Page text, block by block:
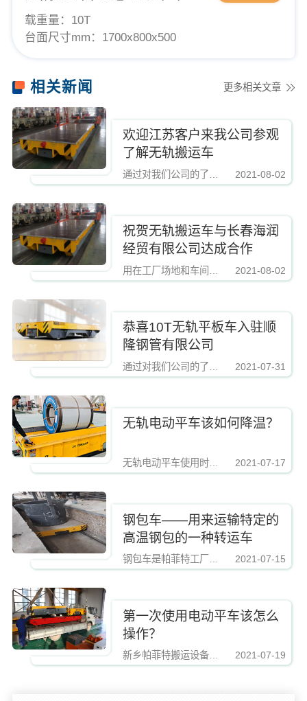
载重量： 10T
台面尺寸mm： 1700x800x500
相关新闻 更多相关文章
欢迎江苏客户来我公司参观
了解无轨搬运车
2021-08-02
祝贺无轨搬运车与长春海润
经贸有限公司达成合作
2021-08-02
恭喜10T无轨平板车入驻顺
隆钢管有限公司
2021-07-31
无轨电动平车该如何降温？
2021-07-17
钢包车——用来运输特定的
高温钢包的一种转运车
钢包车是帕菲特工厂专门为钢铁铸造厂打造的一种钢水、铁水搬运电动平车，设计时增加特殊处理，具有耐热、耐高温的特点 2021-07-15
第一次使用电动平车该怎么
操作？
新乡帕菲特搬运设备有限公司，可生产 1—1300 吨区间各种吨位 BDG 低压轨道型、BJT电缆卷筒型、BHX 安全滑触线型、BXC 蓄电池型、BTL 拖电缆型、BP 无动力型、BQY 火车... 2021-07-19